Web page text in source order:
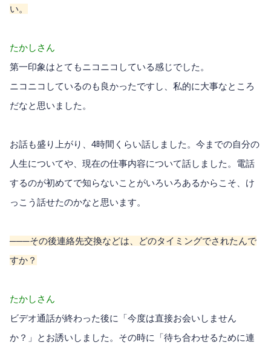
い。
たかしさん
第一印象はとてもニコニコしている感じでした。
ニコニコしているのも良かったですし、私的に大事なところ
だなと思いました。
お話も盛り上がり、4時間くらい話しました。今までの自分の
人生についてや、現在の仕事内容について話しました。電話
するのが初めてで知らないことがいろいろあるからこそ、け
っこう話せたのかなと思います。
───その後連絡先交換などは、どのタイミングでされたんで
すか？
たかしさん
ビデオ通話が終わった後に「今度は直接お会いしません
か？」とお誘いしました。その時に「待ち合わせるために連